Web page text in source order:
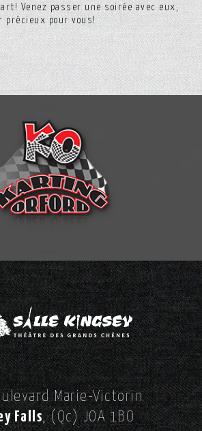
Venez passer une soirée avec eux,
précieux pour vous!
Marie-Victorin
Falls, (Qc) JOA 1BO